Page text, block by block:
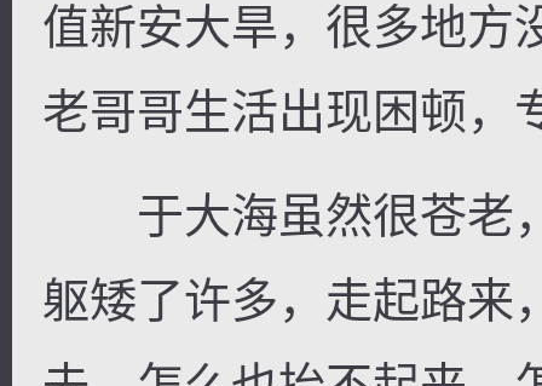
值新安大旱，很多地方
老哥哥生活出现困顿，
于大海虽然很苍老
躯矮了许多，走起路来